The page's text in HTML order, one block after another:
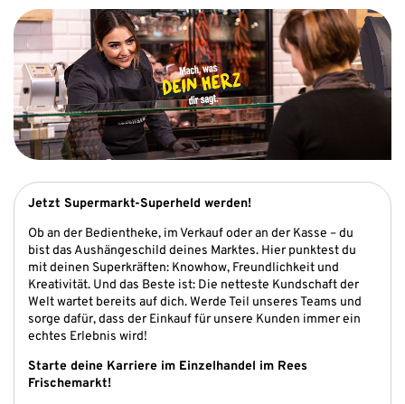
Jetzt Supermarkt-Superheld werden!
Ob an der Bedientheke, im Verkauf oder an der Kasse – du
bist das Aushängeschild deines Marktes. Hier punktest du
mit deinen Superkräften: Knowhow, Freundlichkeit und
Kreativität. Und das Beste ist: Die netteste Kundschaft der
Welt wartet bereits auf dich. Werde Teil unseres Teams und
sorge dafür, dass der Einkauf für unsere Kunden immer ein
echtes Erlebnis wird!
Starte deine Karriere im Einzelhandel im Rees
Frischemarkt!